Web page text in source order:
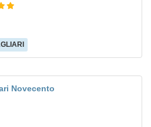
Novecento